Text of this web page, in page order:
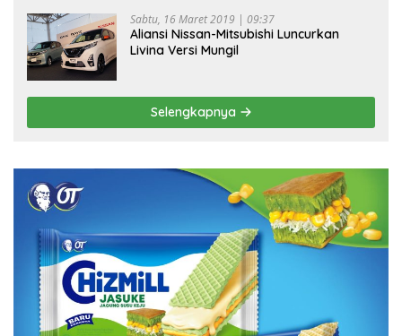
Sabtu, 16 Maret 2019 | 09:37
Aliansi Nissan-Mitsubishi Luncurkan
Livina Versi Mungil
Selengkapnya